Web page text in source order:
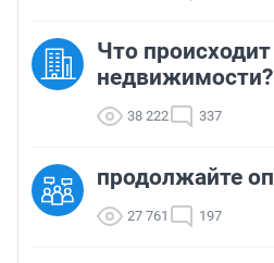
Что
недвижимости?
38 222 337
продолжайте
27 761 197